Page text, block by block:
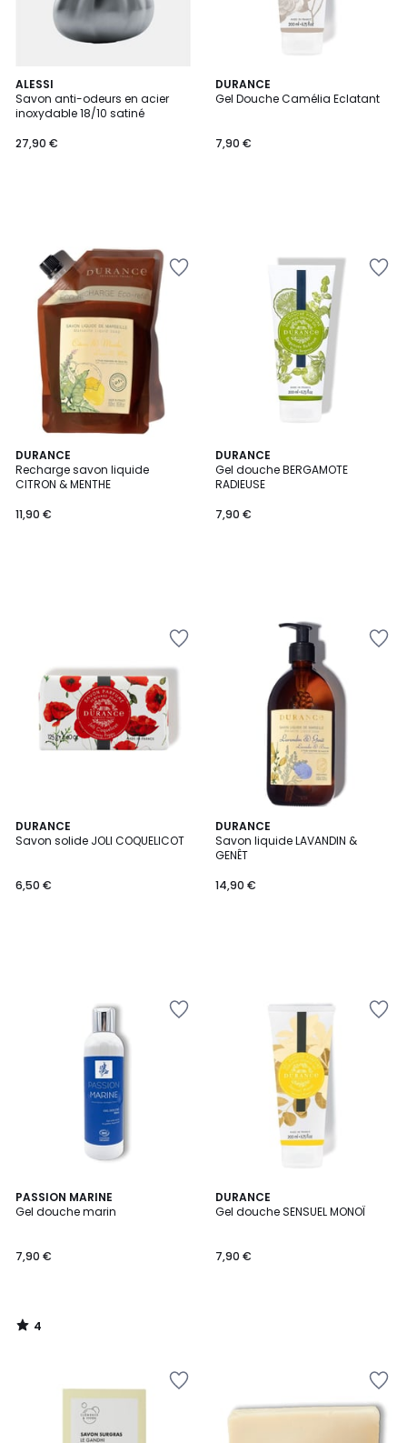
ALESSI
Savon anti-odeurs en acier
inoxydable 18/10 satiné
27,90 €
DURANCE
Gel Douche Camélia Eclatant
7,90 €
DURANCE
Recharge savon liquide
CITRON & MENTHE
11,90 €
DURANCE
Gel douche BERGAMOTE
RADIEUSE
7,90 €
DURANCE
Savon solide JOLI COQUELICOT
6,50 €
DURANCE
Savon liquide LAVANDIN &
GENÊT
14,90 €
PASSION MARINE
Gel douche marin
7,90 €
4
/
4
/
DURANCE
Gel douche SENSUEL MONOÏ
7,90 €